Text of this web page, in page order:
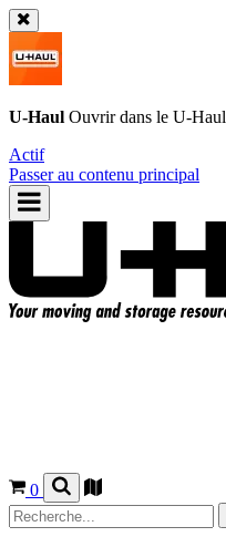
U-Haul Ouvrir dans le U-Haul
Actif
Passer au contenu principal
0